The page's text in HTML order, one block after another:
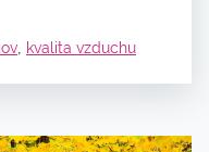
, kvalita vzduchu